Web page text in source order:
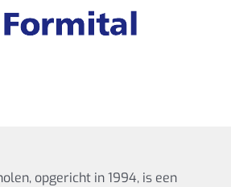
opgericht in 1994, is een